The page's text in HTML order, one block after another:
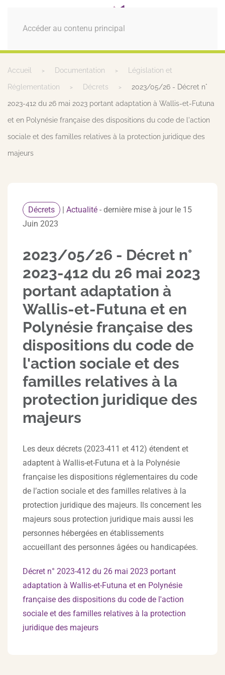
Accéder au contenu principal
MENU
Accueil Documentation Législation et
Réglementation Décrets 2023/05/26 - Décret n°
2023-412 du 26 mai 2023 portant adaptation à Wallis-et-Futuna
et en Polynésie française des dispositions du code de l'action
sociale et des familles relatives à la protection juridique des
majeurs
Décrets | Actualité - dernière mise à jour le 15
Juin 2023
2023/05/26 - Décret n°
2023-412 du 26 mai 2023
portant adaptation à
Wallis-et-Futuna et en
Polynésie française des
dispositions du code de
l'action sociale et des
familles relatives à la
protection juridique des
majeurs
Les deux décrets (2023-411 et 412) étendent et
adaptent à Wallis-et-Futuna et à la Polynésie
française les dispositions réglementaires du code
de l’action sociale et des familles relatives à la
protection juridique des majeurs. Ils concernent les
majeurs sous protection juridique mais aussi les
personnes hébergées en établissements
accueillant des personnes âgées ou handicapées.
Décret n° 2023-412 du 26 mai 2023 portant
adaptation à Wallis-et-Futuna et en Polynésie
française des dispositions du code de l'action
sociale et des familles relatives à la protection
juridique des majeurs